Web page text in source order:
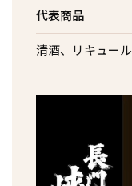
代表商品
清酒、リキュール